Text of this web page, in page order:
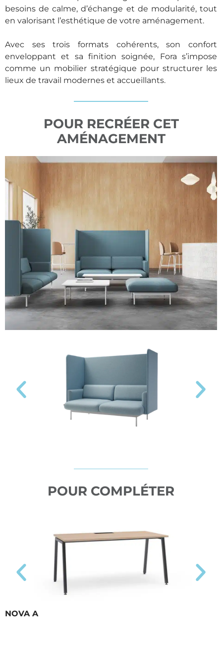
besoins de calme, d’échange et de modularité, tout
en valorisant l’esthétique de votre aménagement.
Avec ses trois formats cohérents, son confort
enveloppant et sa finition soignée, Fora s’impose
comme un mobilier stratégique pour structurer les
lieux de travail modernes et accueillants.
POUR RECRÉER CET
AMÉNAGEMENT
POUR COMPLÉTER
NOVA A